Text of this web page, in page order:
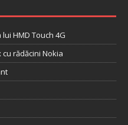
HMD Touch 4G
rădăcini Nokia